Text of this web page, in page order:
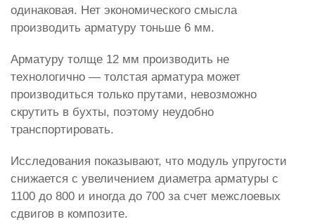
одинаковая. Нет экономического смысла
производить арматуру тоньше 6 мм.
Арматуру толще 12 мм производить не
технологично — толстая арматура может
производиться только прутами, невозможно
скрутить в бухты, поэтому неудобно
транспортировать.
Исследования показывают, что модуль упругости
снижается с увеличением диаметра арматуры с
1100 до 800 и иногда до 700 за счет межслоевых
сдвигов в композите.